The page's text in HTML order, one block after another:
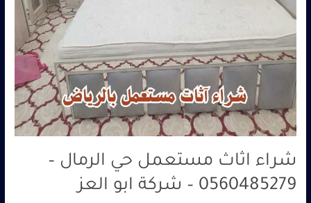
شراء اثاث مستعمل حي الرمال –
0560485279 – شركة ابو العز
العز